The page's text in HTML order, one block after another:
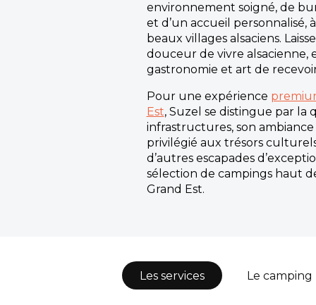
environnement soigné, de
et d’un accueil personnalisé,
beaux villages alsaciens.
douceur de vivre alsacienne,
gastronomie et art de
Pour une expérience
Est, Suzel se distingue par la
infrastructures, son ambiance
privilégié aux trésors
d’autres escapades
sélection de campings haut
Grand Est.
Les services Le camping